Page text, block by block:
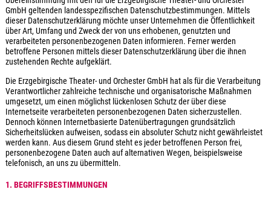
GmbH geltenden landesspezifischen Datenschutzbestimmungen. Mittels
dieser Datenschutzerklärung möchte unser Unternehmen die Öffentlichkeit
über Art, Umfang und Zweck der von uns erhobenen, genutzten und
verarbeiteten personenbezogenen Daten informieren. Ferner werden
betroffene Personen mittels dieser Datenschutzerklärung über die ihnen
zustehenden Rechte aufgeklärt.
Die Erzgebirgische Theater- und Orchester GmbH hat als für die Verarbeitung
Verantwortlicher zahlreiche technische und organisatorische Maßnahmen
umgesetzt, um einen möglichst lückenlosen Schutz der über diese
Internetseite verarbeiteten personenbezogenen Daten sicherzustellen.
Dennoch können Internetbasierte Datenübertragungen grundsätzlich
Sicherheitslücken aufweisen, sodass ein absoluter Schutz nicht gewährleistet
werden kann. Aus diesem Grund steht es jeder betroffenen Person frei,
personenbezogene Daten auch auf alternativen Wegen, beispielsweise
telefonisch, an uns zu übermitteln.
1. BEGRIFFSBESTIMMUNGEN